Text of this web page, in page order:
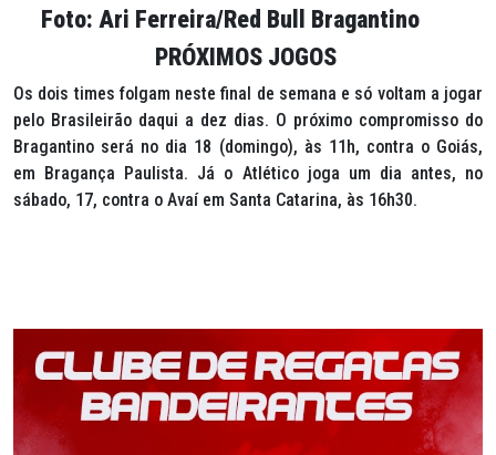
Foto: Ari Ferreira/Red Bull Bragantino
PRÓXIMOS JOGOS
Os dois times folgam neste final de semana e só voltam a jogar
pelo Brasileirão daqui a dez dias. O próximo compromisso do
Bragantino será no dia 18 (domingo), às 11h, contra o Goiás,
em Bragança Paulista. Já o Atlético joga um dia antes, no
sábado, 17, contra o Avaí em Santa Catarina, às 16h30.